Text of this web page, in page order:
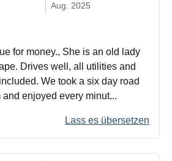
Aug. 2025
for money., She is an old lady
Drives well, all utilities and
We took a six day road
enjoyed every minut...
Lass es übersetzen